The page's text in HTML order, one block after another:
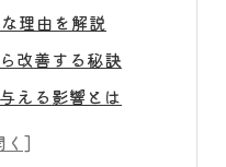
理由を解説
改善する秘訣
える影響とは
乗効果を紹介